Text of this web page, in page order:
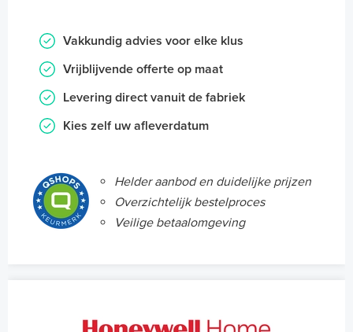
Vakkundig advies voor elke klus
Vrijblijvende offerte op maat
Levering direct vanuit de fabriek
Kies zelf uw afleverdatum
Helder aanbod en duidelijke prijzen
Overzichtelijk bestelproces
Veilige betaalomgeving